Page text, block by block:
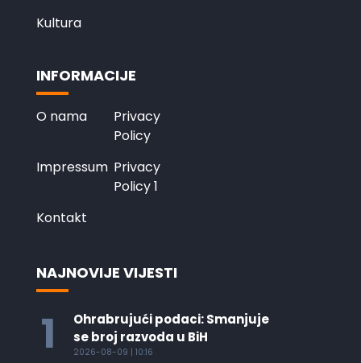
Kultura
INFORMACIJE
O nama
Privacy
Policy
Impressum Privacy
Policy 1
Kontakt
NAJNOVIJE VIJESTI
1
Ohrabrujući podaci: Smanjuje
se broj razvoda u BiH
2026-08-09 | 10:16